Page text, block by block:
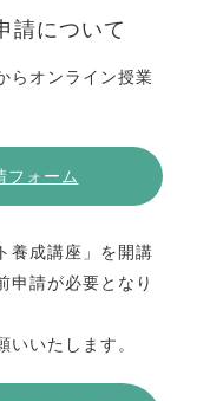
請について
らオンライン授業
フォーム
養成講座」を開講
申請が必要となり
いたします。